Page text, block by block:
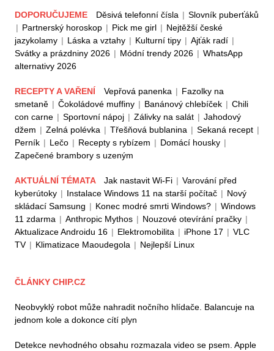
DOPORUČUJEME Děsivá telefonní čísla | Slovník puberťáků
| Partnerský horoskop | Pick me girl | Nejtěžší české
jazykolamy | Láska a vztahy | Kulturní tipy | Ajťák radí |
Svátky a prázdniny 2026 | Módní trendy 2026 | WhatsApp
alternativy 2026
RECEPTY A VAŘENÍ Vepřová panenka | Fazolky na
smetaně | Čokoládové muffiny | Banánový chlebíček | Chili
con carne | Sportovní nápoj | Zálivky na salát | Jahodový
džem | Zelná polévka | Třešňová bublanina | Sekaná recept |
Perník | Lečo | Recepty s rybízem | Domácí housky |
Zapečené brambory s uzeným
AKTUÁLNÍ TÉMATA Jak nastavit Wi-Fi | Varování před
kyberútoky | Instalace Windows 11 na starší počítač | Nový
skládací Samsung | Konec modré smrti Windows? | Windows
11 zdarma | Anthropic Mythos | Nouzové otevírání pračky |
Aktualizace Androidu 16 | Elektromobilita | iPhone 17 | VLC
TV | Klimatizace Maoudegola | Nejlepší Linux
ČLÁNKY CHIP.CZ
Neobvyklý robot může nahradit nočního hlídače. Balancuje na
jednom kole a dokonce cítí plyn
Detekce nevhodného obsahu rozmazala video se psem. Apple